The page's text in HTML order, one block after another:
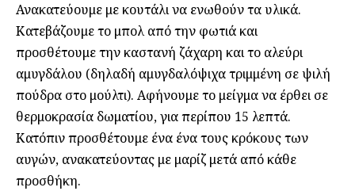
Ανακατεύουμε με κουτάλι να ενωθούν τα υλικά.
Κατεβάζουμε το μπολ από την φωτιά και
προσθέτουμε την καστανή ζάχαρη και το αλεύρι
αμυγδάλου (δηλαδή αμυγδαλόψιχα τριμμένη σε ψιλή
πούδρα στο μούλτι). Αφήνουμε το μείγμα να έρθει σε
θερμοκρασία δωματίου, για περίπου 15 λεπτά.
Κατόπιν προσθέτουμε ένα ένα τους κρόκους των
αυγών, ανακατεύοντας με μαρίζ μετά από κάθε
προσθήκη.